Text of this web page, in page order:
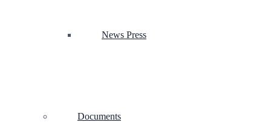
News Press
Documents